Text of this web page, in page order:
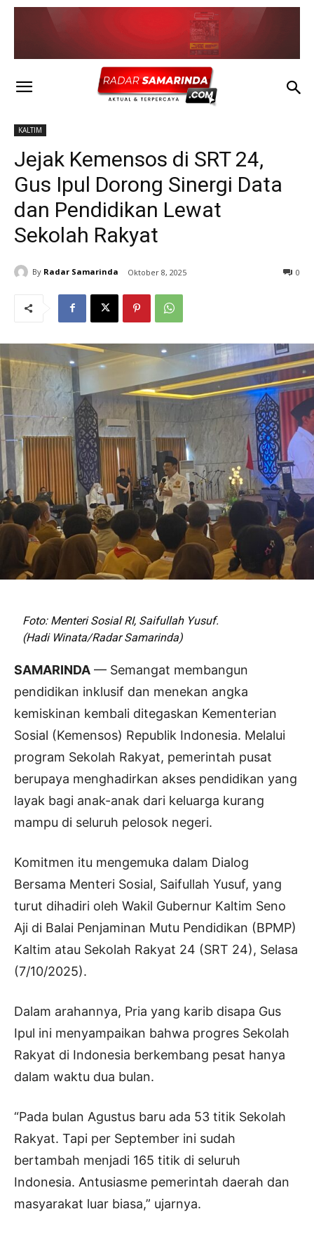
KALTIM
Jejak Kemensos di SRT 24,
Gus Ipul Dorong Sinergi Data
dan Pendidikan Lewat
Sekolah Rakyat
By Radar Samarinda Oktober 8, 2025 0
Foto: Menteri Sosial RI, Saifullah Yusuf.
(Hadi Winata/Radar Samarinda)
SAMARINDA — Semangat membangun
pendidikan inklusif dan menekan angka
kemiskinan kembali ditegaskan Kementerian
Sosial (Kemensos) Republik Indonesia. Melalui
program Sekolah Rakyat, pemerintah pusat
berupaya menghadirkan akses pendidikan yang
layak bagi anak-anak dari keluarga kurang
mampu di seluruh pelosok negeri.
Komitmen itu mengemuka dalam Dialog
Bersama Menteri Sosial, Saifullah Yusuf, yang
turut dihadiri oleh Wakil Gubernur Kaltim Seno
Aji di Balai Penjaminan Mutu Pendidikan (BPMP)
Kaltim atau Sekolah Rakyat 24 (SRT 24), Selasa
(7/10/2025).
Dalam arahannya, Pria yang karib disapa Gus
Ipul ini menyampaikan bahwa progres Sekolah
Rakyat di Indonesia berkembang pesat hanya
dalam waktu dua bulan.
“Pada bulan Agustus baru ada 53 titik Sekolah
Rakyat. Tapi per September ini sudah
bertambah menjadi 165 titik di seluruh
Indonesia. Antusiasme pemerintah daerah dan
masyarakat luar biasa,” ujarnya.